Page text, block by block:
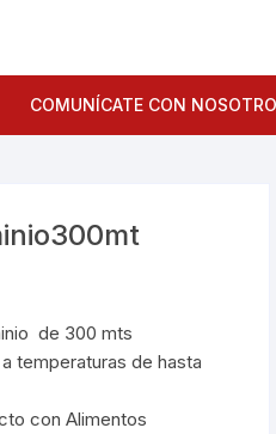
COMUNÍCATE CON
de 300 mts
temperaturas de hasta
con Alimentos